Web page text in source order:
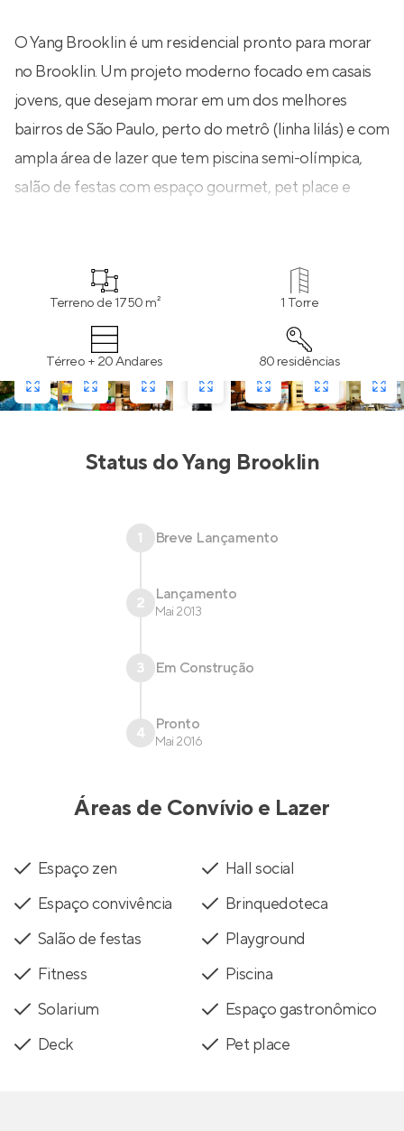
O Yang Brooklin é um residencial pronto para morar
no Brooklin. Um projeto moderno focado em casais
jovens, que desejam morar em um dos melhores
bairros de São Paulo, perto do metrô (linha lilás) e com
ampla área de lazer que tem piscina semi-olímpica,
salão de festas com espaço gourmet, pet place e
Terreno de 1750 m² 1 Torre
Térreo + 20 Andares 80 residências
Status doYang Brooklin
1 Breve Lançamento
2 Lançamento
Mai 2013
3 Em Construção
4 Pronto
Mai 2016
Áreas de Convívio e Lazer
Espaço zen
Hall social
Espaço convivência
Brinquedoteca
Salão de festas
Playground
Fitness
Piscina
Solarium
Espaço gastronômico
Deck
Pet place